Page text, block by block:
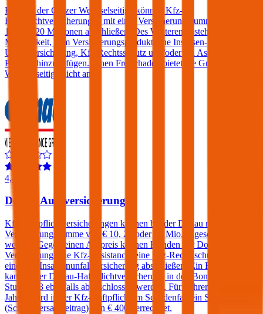
Kunden der Grazer Wechselseitige können Kfz-
Haftpflichtversicherungen mit einer Versicherungssumme von € 10,
15 oder 20 Millionen abschließen. Des Weiteren besteht die
Möglichkeit, dem Versicherungsprodukt eine Insassen-
Unfallversicherung, Kfz-Rechtsschutz und/oder ein Assistance-
Produkt hinzuzufügen. Einen Freischaden bietet die Grazer
Wechselseitige nicht an.
4,4
Donau Autoversicherung
Kfz-Haftpflichtversicherungen können bei der Donau mit einer
Versicherungssumme von € 10, 20 oder 30 Mio. abgeschlossen
werden. Gegen einen Aufpreis können Kunden der Donau
Versicherung eine Kfz-Assistance, eine Kfz-Rechtsschutz und/oder
eine Kfz-Insassenunfallversicherung abschließen. Ein Freischaden
kann in der Donau-Haftpflichtversicherung in den Bonus-Malus-
Stufen 0-3 ebenfalls abgeschlossen werden. Für Fahrer unter 23
Jahren wird in der Kfz-Haftpflicht im Schadenfall ein Selbstbehalt
(Schadenersatzbeitrag) von € 400 verrechnet.